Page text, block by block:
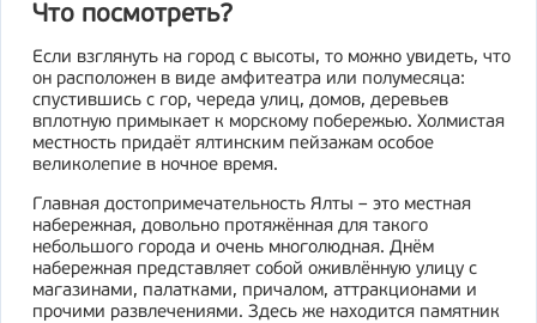
Что посмотреть?
Если взглянуть на город с высоты, то можно увидеть, что
он расположен в виде амфитеатра или полумесяца:
спустившись с гор, череда улиц, домов, деревьев
вплотную примыкает к морскому побережью. Холмистая
местность придаёт ялтинским пейзажам особое
великолепие в ночное время.
Главная достопримечательность Ялты – это местная
набережная, довольно протяжённая для такого
небольшого города и очень многолюдная. Днём
набережная представляет собой оживлённую улицу с
магазинами, палатками, причалом, аттракционами и
прочими развлечениями. Здесь же находится памятник